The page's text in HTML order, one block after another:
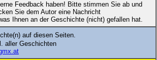
Feedback haben! Bitte stimmen Sie ab und
Sie dem Autor eine Nachricht
Ihnen an der Geschichte (nicht) gefallen hat.
auf diesen Seiten.
aller Geschichten